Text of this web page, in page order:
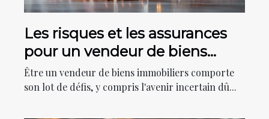
Les risques et les assurances
pour un vendeur de biens
immobiliers
Être un vendeur de biens immobiliers comporte
son lot de défis, y compris l'avenir incertain dû...